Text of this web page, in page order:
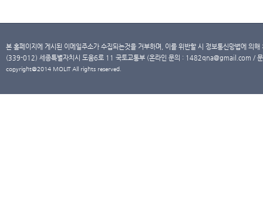
본 홈페이지에 게시된 이메일주소가 수집되는것을 거부하며, 이를 위반할 시 정보통신망법에 의
(339-012) 세종특별자치시 도움6로 11 국토교통부 (온라인 문의 : 1482qna@gmail.com /
copyright@2014 MOLIT All rights reserved.